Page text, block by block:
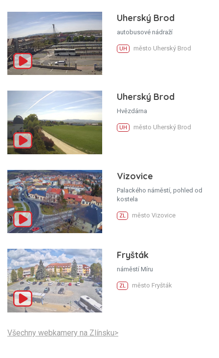
Uherský Brod
autobusové nádraží
UH město Uherský Brod
Uherský Brod
Hvězdárna
UH město Uherský Brod
Vizovice
Palackého náměstí, pohled od
kostela
ZL město Vizovice
Fryšták
náměstí Míru
ZL město Fryšták
Všechny webkamery na Zlínsku>